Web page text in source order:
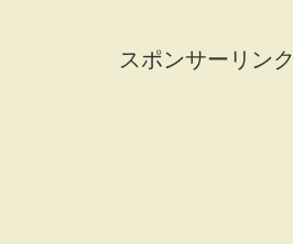
スポンサーリンク